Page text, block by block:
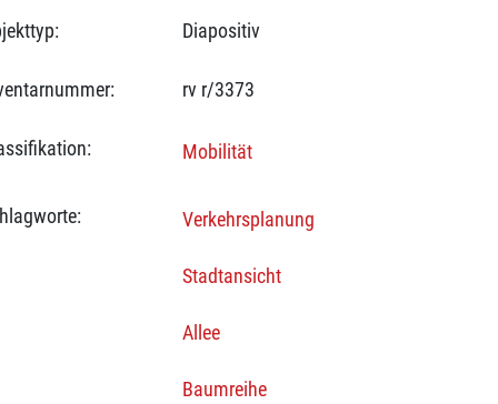
Diapositiv
rv r/3373
Mobilität
Verkehrsplanung
Stadtansicht
Allee
Baumreihe